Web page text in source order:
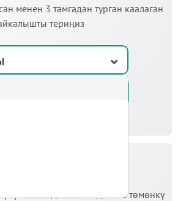
менен 3 тамгадан турган каалаган
териңиз
үчүн кепилдик салымды Сиз төмөнкү